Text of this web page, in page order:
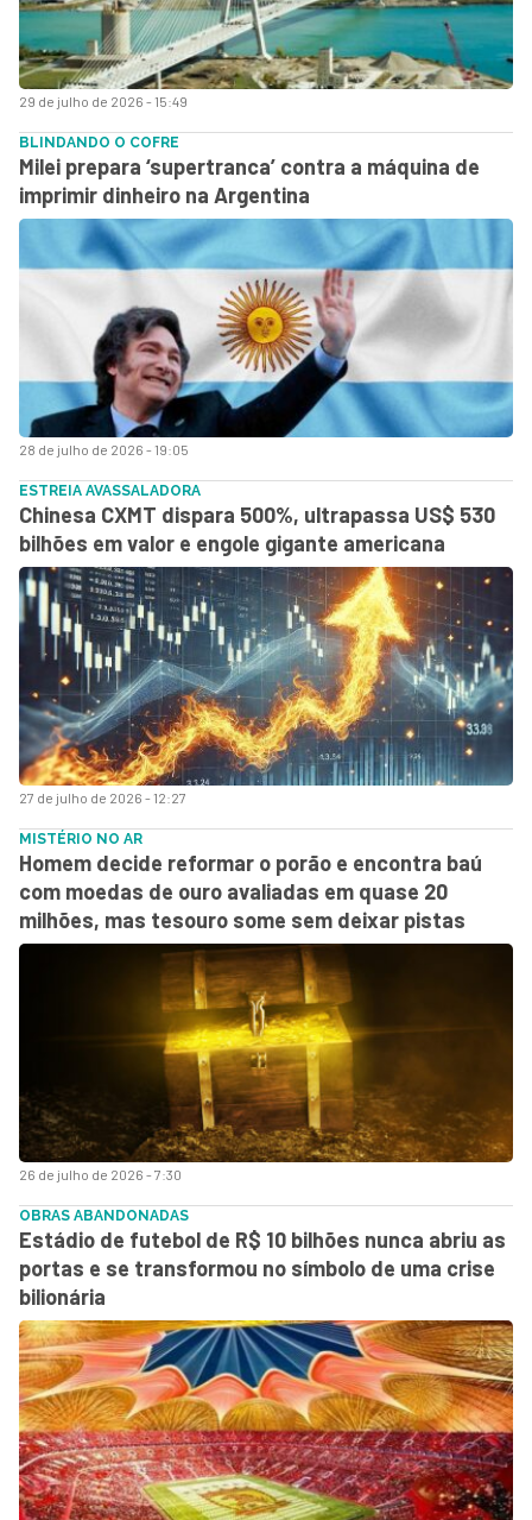
29 de julho de 2026 - 15:49
28 de julho de 2026 - 19:05
BLINDANDO O COFRE
Milei prepara ‘supertranca’ contra a máquina de
imprimir dinheiro na Argentina
27 de julho de 2026 - 12:27
ESTREIA AVASSALADORA
Chinesa CXMT dispara 500%, ultrapassa US$ 530
bilhões em valor e engole gigante americana
26 de julho de 2026 - 7:30
MISTÉRIO NO AR
Homem decide reformar o porão e encontra baú
com moedas de ouro avaliadas em quase 20
milhões, mas tesouro some sem deixar pistas
OBRAS ABANDONADAS
Estádio de futebol de R$ 10 bilhões nunca abriu as
portas e se transformou no símbolo de uma crise
bilionária